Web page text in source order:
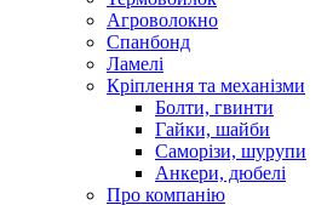
Агроволокно
Спанбонд
Ламелі
Кріплення та механізми
Болти, гвинти
Гайки, шайби
Саморізи, шурупи
Анкери, дюбелі
Про компанію